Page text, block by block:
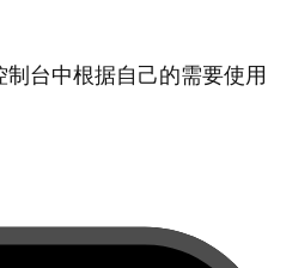
台中根据自己的需要使用